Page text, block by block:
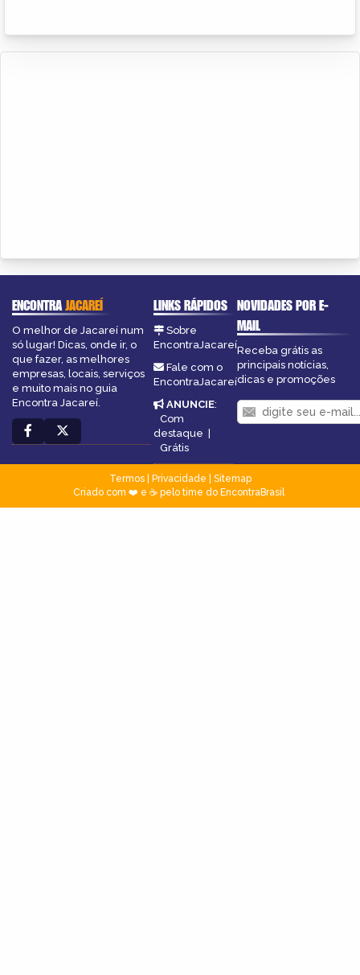
ENCONTRAJACAREÍ
O melhor de Jacareí num
só lugar! Dicas, onde ir, o
que fazer, as melhores
empresas, locais, serviços
e muito mais no guia
Encontra Jacareí.
LINKS RÁPIDOS
Sobre
EncontraJacareí
Fale com o
EncontraJacareí
ANUNCIE:
Com
destaque |
Grátis
NOVIDADES POR E-
MAIL
Receba grátis as
principais notícias,
dicas e promoções
Termos| Privacidade
Sitemap
Criado com ❤️ e ☕ pelo time do EncontraBrasil